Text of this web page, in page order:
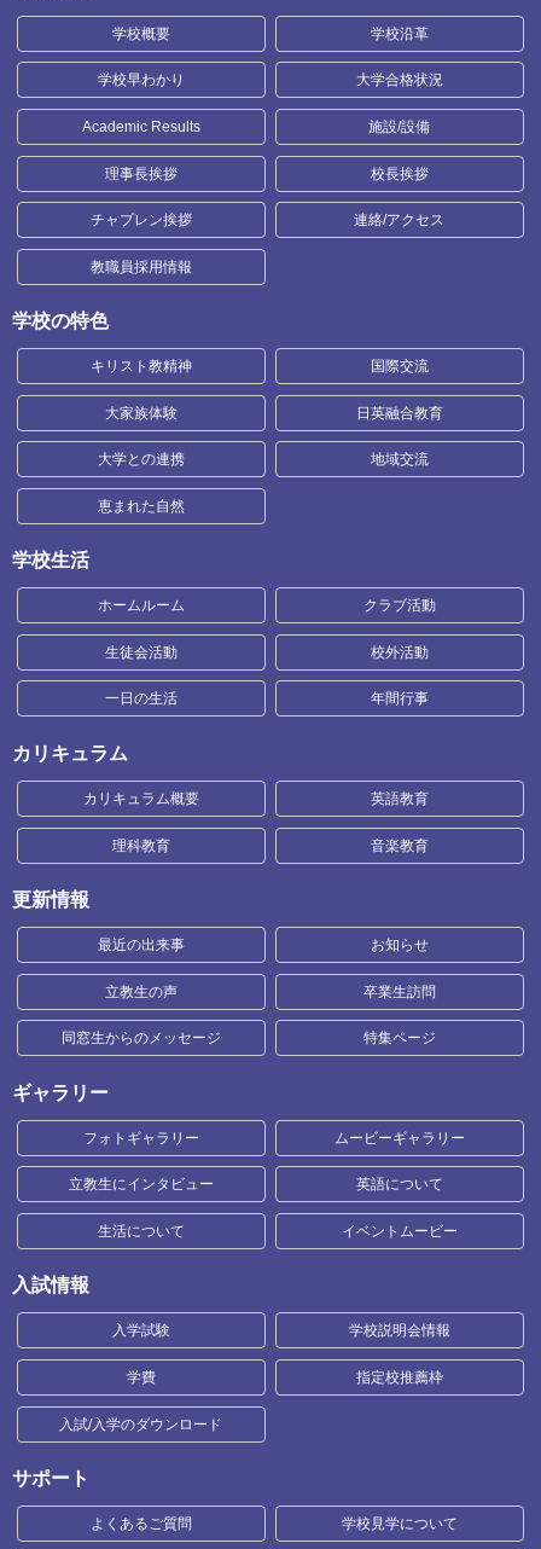
学校概要 学校沿革
学校早わかり 大学合格状況
Academic Results 施設/設備
理事長挨拶 校長挨拶
チャプレン挨拶 連絡/アクセス
教職員採用情報
学校の特色
キリスト教精神 国際交流
大家族体験 日英融合教育
大学との連携 地域交流
恵まれた自然
学校生活
ホームルーム クラブ活動
生徒会活動 校外活動
一日の生活 年間行事
カリキュラム
カリキュラム概要 英語教育
理科教育 音楽教育
更新情報
最近の出来事 お知らせ
立教生の声 卒業生訪問
同窓生からのメッセージ 特集ページ
ギャラリー
フォトギャラリー ムービーギャラリー
立教生にインタビュー 英語について
生活について イベントムービー
入試情報
入学試験 学校説明会情報
学費 指定校推薦枠
入試/入学のダウンロード
サポート
よくあるご質問 学校見学について